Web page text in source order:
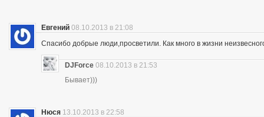
Евгений 08.10.2013 в 21:08
Спасибо добрые люди,просветили. Как много в жизни
DJForce 08.10.2013 в 21:53
Бывает)))
Нюся 13.10.2013 в 22:58